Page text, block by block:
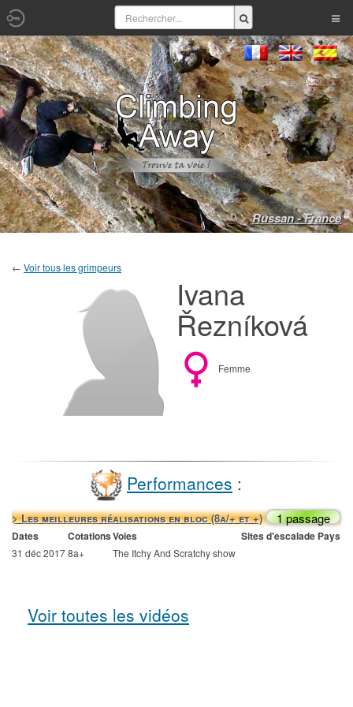
Russan - France
← Voir tous les grimpeurs
Ivana
Řezníková
Femme
Performances :
> Les meilleures réalisations en bloc (8a/+ et +) 1 passage
Dates CotationsVoies Sites d'escalade Pays
31 déc 20178a+ The Itchy And Scratchy show
Voir toutes les vidéos